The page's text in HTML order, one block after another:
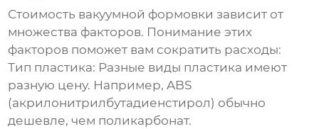
Стоимость вакуумной формовки зависит от
множества факторов. Понимание этих
факторов поможет вам сократить расходы:
Тип пластика: Разные виды пластика имеют
разную цену. Например, ABS
(акрилонитрилбутадиенстирол) обычно
дешевле, чем поликарбонат.